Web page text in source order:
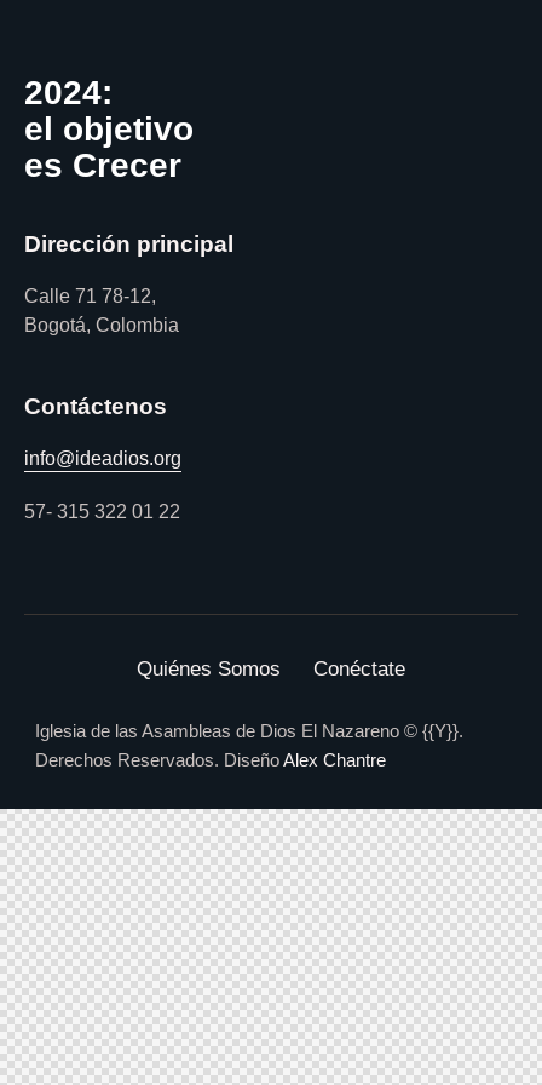
2024:
el objetivo
es Crecer
Dirección principal
Calle 71 78-12,
Bogotá, Colombia
Contáctenos
info@ideadios.org
57- 315 322 01 22
Quiénes Somos Conéctate
Iglesia de las Asambleas de Dios El Nazareno © {{Y}}.
Derechos Reservados. DiseñoAlex Chantre